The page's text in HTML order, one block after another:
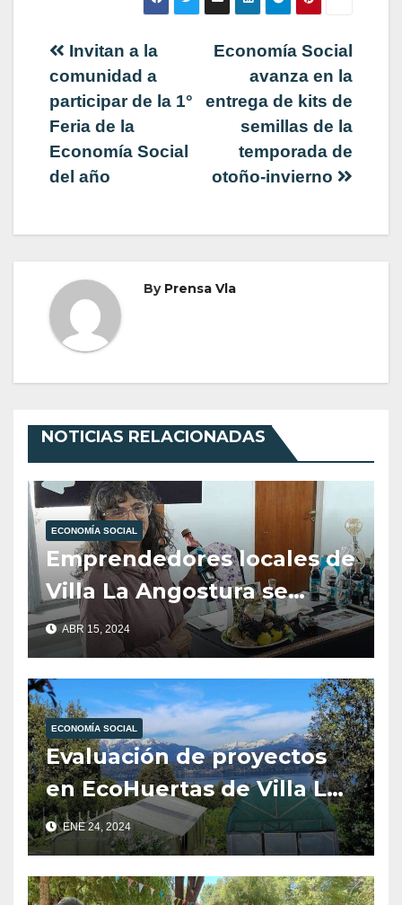
Navegación
de
entradas
Economía Social
avanza en la
entrega de kits de
semillas de la
temporada de
otoño-invierno
Invitan a la
comunidad a
participar de la 1°
Feria de la
Economía Social
del año
By Prensa Vla
NOTICIAS RELACIONADAS
ECONOMÍA SOCIAL
Emprendedores locales de
Villa La Angostura se
destacan en la Feria
“Tienda de Sabores” en
Neuquén
ABR 15, 2024
ECONOMÍA SOCIAL
Evaluación de proyectos
en EcoHuertas de Villa La
Angostura
ENE 24, 2024